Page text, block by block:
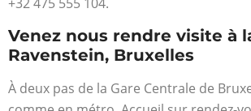
Venez nous rendre visite à
Ravenstein, Bruxelles
À deux pas de la Gare Centrale de